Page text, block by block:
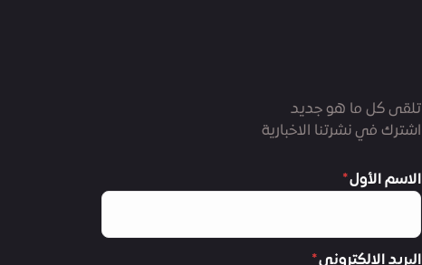
تلقى كل ما هو جديد
اشترك في نشرتنا الاخبارية
الاسم الأول
البريد الالكتروني